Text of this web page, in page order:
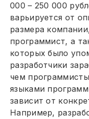
000 – 250 000
варьируется от
размера
программист, а
которых было
разработчики
чем
языками
зависит от
Например,